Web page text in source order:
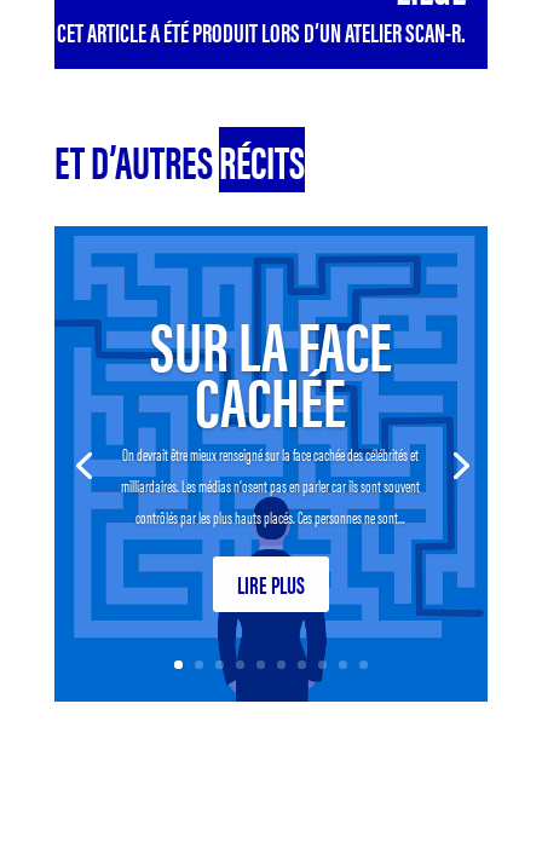
CET ARTICLE A ÉTÉ PRODUIT LORS D’UN ATELIER SCAN-R.
ET D’AUTRESRÉCITS
SUR LA FACE
CACHÉE
On devrait être mieux renseigné sur la face cachée des célébrités et
milliardaires. Les médias n’osent pas en parler car ils sont souvent
contrôlés par les plus hauts placés. Ces personnes ne sont...
LIRE PLUS